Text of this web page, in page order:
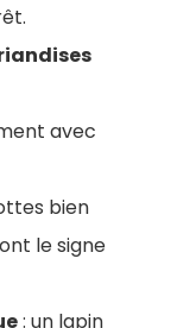
avec
bien
le signe
: un lapin